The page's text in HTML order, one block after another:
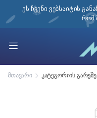
ეს ჩვენი ვებსაიტის
რომ
მთავარი კატეგორიის გარეშე